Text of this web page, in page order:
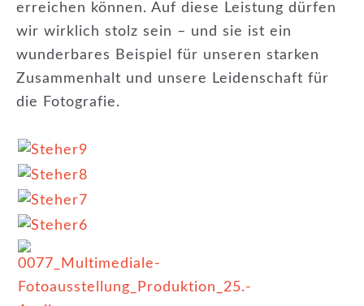
erreichen können. Auf diese Leistung dürfen
wir wirklich stolz sein – und sie ist ein
wunderbares Beispiel für unseren starken
Zusammenhalt und unsere Leidenschaft für
die Fotografie.